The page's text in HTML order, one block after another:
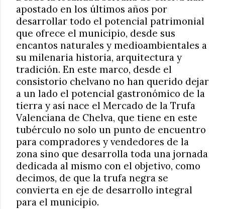
apostado en los últimos años por
desarrollar todo el potencial patrimonial
que ofrece el municipio, desde sus
encantos naturales y medioambientales a
su milenaria historia, arquitectura y
tradición. En este marco, desde el
consistorio chelvano no han querido dejar
a un lado el potencial gastronómico de la
tierra y así nace el Mercado de la Trufa
Valenciana de Chelva, que tiene en este
tubérculo no solo un punto de encuentro
para compradores y vendedores de la
zona sino que desarrolla toda una jornada
dedicada al mismo con el objetivo, como
decimos, de que la trufa negra se
convierta en eje de desarrollo integral
para el municipio.